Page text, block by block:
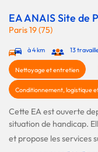
EA ANAIS Site de
Paris 19 (75)
à 4 km 13
Nettoyage et entretien
Conditionnement, logistique
Cette EA est ouverte
situation de handicap.
et propose les services